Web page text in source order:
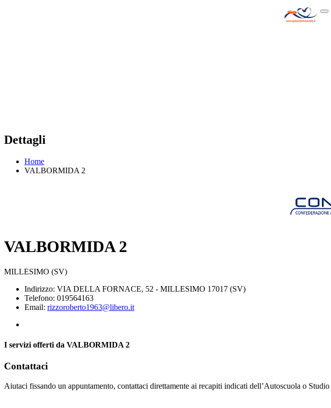
Dettagli
Home
VALBORMIDA 2
VALBORMIDA 2
MILLESIMO (SV)
Indirizzo: VIA DELLA FORNACE, 52 - MILLESIMO 17017 (SV)
Telefono: 019564163
Email: rizzoroberto1963@libero.it
I servizi offerti da VALBORMIDA 2
Contattaci
Aiutaci fissando un appuntamento, contattaci direttamente ai recapiti indicati dell’Autoscuola o